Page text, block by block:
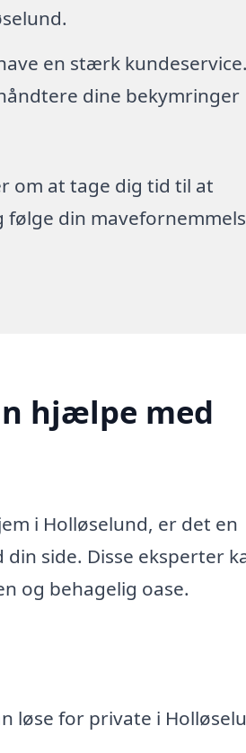
en stærk
dine bekymringer
om at tage dig tid til at
din
hjælpe med
i Holløselund, er det en
side. Disse eksperter
og behagelig oase.
løse for private i